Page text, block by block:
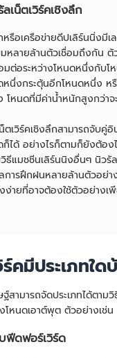
เน็ตเวิร์คเชิงลึก
หรือเครือข่ายดีปเลิร์นนิ่งมี
หลายล้านตัวเชื่อมถึงกัน ตัว
มต่อระหว่างโหนดหนึ่งกับโ
หนึ่งกระตุ้นอีกโหนดหนึ่ง ห
หนดที่มีค่าน้ำหนักสูงกว่า
เวิร์คเชิงลึกสามารถจับคู่อิ
ก็ได้ อย่างไรก็ตามก็ยังต้อ
ธีแมชชีนเลิร์นนิงอื่นๆ นิวรั
การฝึกฝนหลายล้านตัวอย่า
ง่ายที่อาจต้องใช้ตัวอย่าง
คมีประเภทใด
ฐ์สามารถจัดประเภทได้ตาม
หนดเอาต์พุต ตัวอย่างเช่น
ฟีดฟอร์เวิร์ด